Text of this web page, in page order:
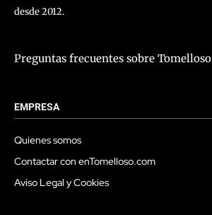
desde 2012.
Preguntas frecuentes sobre Tomelloso
EMPRESA
Quienes somos
Contactar con enTomelloso.com
Aviso Legal y Cookies